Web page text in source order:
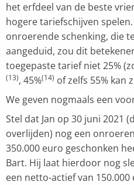
het erfdeel van de beste
hogere tariefschijven
onroerende schenking, die
aangeduid, zou dit
toegepaste tarief niet 25%
(13), 45%(14) of zelfs 55% kan
We geven nogmaals een
Stel dat Jan op 30 juni 2021
overlijden) nog een
350.000 euro geschonken
Bart. Hij laat hierdoor nog
een netto-actief van